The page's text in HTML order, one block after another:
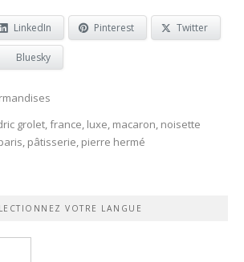
LinkedIn Pinterest Twitter
Bluesky
grolet,france, luxe, macaron, noisette
, pâtisserie, pierre hermé
VOTRE LANGUE